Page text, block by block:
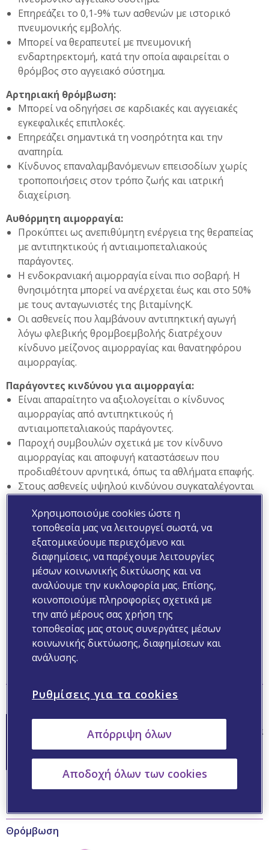
Επηρεάζει το 0,1-9% των ασθενών με ιστορικό
πνευμονικής εμβολής.
Μπορεί να θεραπευτεί με πνευμονική
ενδαρτηρεκτομή, κατά την οποία αφαιρείται ο
θρόμβος στο αγγειακό σύστημα.
Αρτηριακή θρόμβωση:
Μπορεί να οδηγήσει σε καρδιακές και αγγειακές
εγκεφαλικές επιπλοκές.
Επηρεάζει σημαντικά τη νοσηρότητα και την
αναπηρία.
Κίνδυνος επαναλαμβανόμενων επεισοδίων χωρίς
τροποποιήσεις στον τρόπο ζωής και ιατρική
διαχείριση.
Αυθόρμητη αιμορραγία:
Προκύπτει ως ανεπιθύμητη ενέργεια της θεραπείας
με αντιπηκτικούς ή αντιαιμοπεταλιακούς
παράγοντες.
Η ενδοκρανιακή αιμορραγία είναι πιο σοβαρή. Η
θνησιμότητα μπορεί να ανέρχεται έως και στο 50%
με τους ανταγωνιστές της βιταμίνηςK.
Οι ασθενείς που λαμβάνουν αντιπηκτική αγωγή
λόγω φλεβικής θρομβοεμβολής διατρέχουν
κίνδυνο μείζονος αιμορραγίας και θανατηφόρου
αιμορραγίας.
Παράγοντες κινδύνου για αιμορραγία:
Είναι απαραίτητο να αξιολογείται ο κίνδυνος
αιμορραγίας από αντιπηκτικούς ή
αντιαιμοπεταλιακούς παράγοντες.
Παροχή συμβουλών σχετικά με τον κίνδυνο
αιμορραγίας και αποφυγή καταστάσεων που
προδιαθέτουν αρνητικά, όπως τα αθλήματα επαφής.
Στους ασθενείς υψηλού κινδύνου συγκαταλέγονται
και τα άτομα με πολυφαρμακία που παρεμβαίνει
στον μεταβολισμό της βαρφαρίνης.
GR-NON-2024-00218_OCT24
Venous Thromboembolism. Diagnosis and Treatment of Venous
Thromboembolism. Accessed from:https://www.cdc.gov/blood-cl
ots/testing-diagnosis/index.htmlAccessed on 22.10.2024
Ashorobi D, Ameer MA, Fernandez R. Thrombosis. [Updated 2023
Aug 8]. In: StatPearls [Internet]. Treasure Island (FL): StatPearls
Publishing; 2023 Jan. Available from:https://www.ncbi.nlm.nih.gov/
books/NBK538430/ Accessed on 22.10.2024
Επιλεγμένο περιεχόμενο
Διαδικτυακή Πλατφόρμα Θρόμβωσης
Επισκεφτείτε τη
διαδραστική πλατφόρμα για
τη Θρόμβωση
Συνδεθείτε εδώ
Θρόμβωση
Χρησιμοποιούμε cookies ώστε η
τοποθεσία μας να λειτουργεί σωστά, να
εξατομικεύουμε περιεχόμενο και
διαφημίσεις, να παρέχουμε λειτουργίες
μέσων κοινωνικής δικτύωσης και να
αναλύουμε την κυκλοφορία μας. Επίσης,
κοινοποιούμε πληροφορίες σχετικά με
την από μέρους σας χρήση της
τοποθεσίας μας στους συνεργάτες μέσων
κοινωνικής δικτύωσης, διαφημίσεων και
ανάλυσης.
Ρυθμίσεις για τα cookies
Απόρριψη όλων
Αποδοχή όλων των cookies